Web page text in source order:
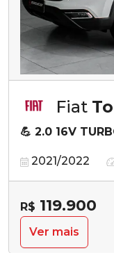
Fiat
💪 2.0 16V
2021/2022
R$ 119.900
Ver mais